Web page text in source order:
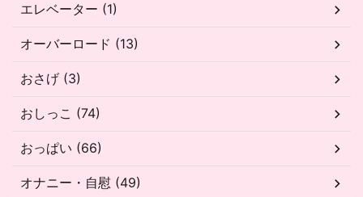
エレベーター (1)
オーバーロード (13)
おさげ (3)
おしっこ (74)
おっぱい (66)
オナニー・自慰 (49)